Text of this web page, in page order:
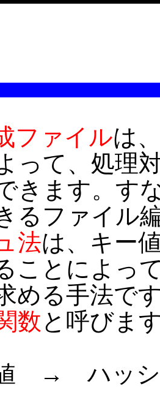
ファイルは
って、処理
きます。す
るファイル
法は、キー
ことによっ
める手法で
数と呼びま
→ ハッシ